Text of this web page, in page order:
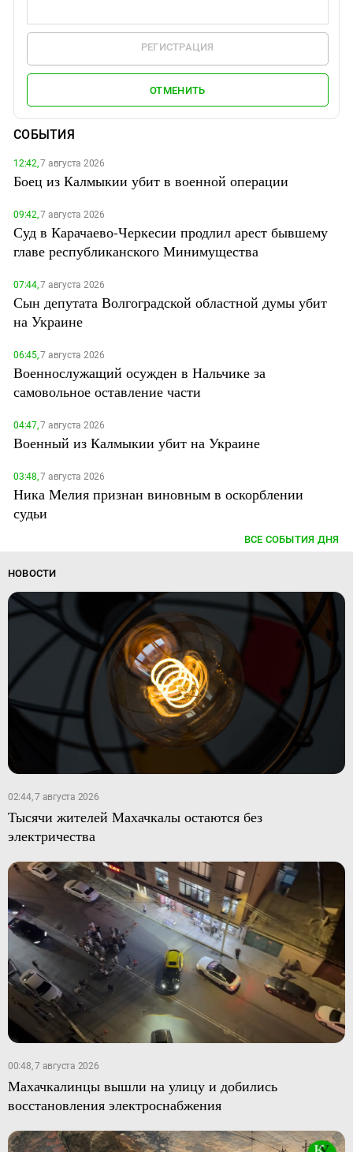
РЕГИСТРАЦИЯ
ОТМЕНИТЬ
СОБЫТИЯ
12:42,7 августа 2026
Боец из Калмыкии убит в военной операции
09:42,7 августа 2026
Суд в Карачаево-Черкесии продлил арест бывшему
главе республиканского Минимущества
07:44,7 августа 2026
Сын депутата Волгоградской областной думы убит
на Украине
06:45,7 августа 2026
Военнослужащий осужден в Нальчике за
самовольное оставление части
04:47,7 августа 2026
Военный из Калмыкии убит на Украине
03:48,7 августа 2026
Ника Мелия признан виновным в оскорблении
судьи
ВСЕ СОБЫТИЯ ДНЯ
НОВОСТИ
02:44, 7 августа 2026
Тысячи жителей Махачкалы остаются без
электричества
00:48, 7 августа 2026
Махачкалинцы вышли на улицу и добились
восстановления электроснабжения